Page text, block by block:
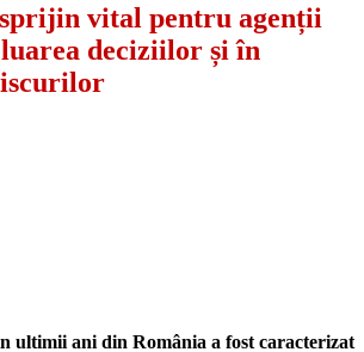
vital pentru agenții
deciziilor și în
ultimii ani din România a fost caracterizat